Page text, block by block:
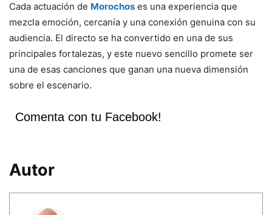
Cada actuación de Morochos es una experiencia que
mezcla emoción, cercanía y una conexión genuina con su
audiencia. El directo se ha convertido en una de sus
principales fortalezas, y este nuevo sencillo promete ser
una de esas canciones que ganan una nueva dimensión
sobre el escenario.
Comenta con tu Facebook!
Autor